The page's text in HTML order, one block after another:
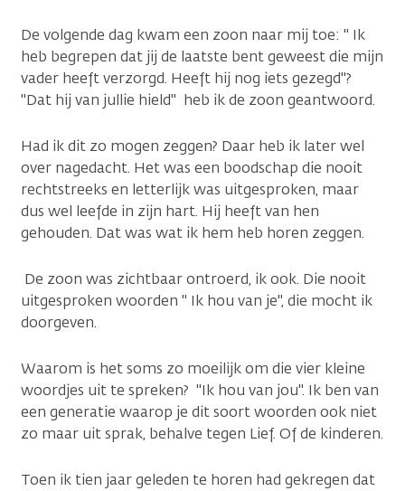
De volgende dag kwam een zoon naar mij toe: " Ik
heb begrepen dat jij de laatste bent geweest die mijn
vader heeft verzorgd. Heeft hij nog iets gezegd"?
"Dat hij van jullie hield" heb ik de zoon geantwoord.
Had ik dit zo mogen zeggen? Daar heb ik later wel
over nagedacht. Het was een boodschap die nooit
rechtstreeks en letterlijk was uitgesproken, maar
dus wel leefde in zijn hart. Hij heeft van hen
gehouden. Dat was wat ik hem heb horen zeggen.
De zoon was zichtbaar ontroerd, ik ook. Die nooit
uitgesproken woorden " Ik hou van je", die mocht ik
doorgeven.
Waarom is het soms zo moeilijk om die vier kleine
woordjes uit te spreken? "Ik hou van jou". Ik ben van
een generatie waarop je dit soort woorden ook niet
zo maar uit sprak, behalve tegen Lief. Of de kinderen.
Toen ik tien jaar geleden te horen had gekregen dat